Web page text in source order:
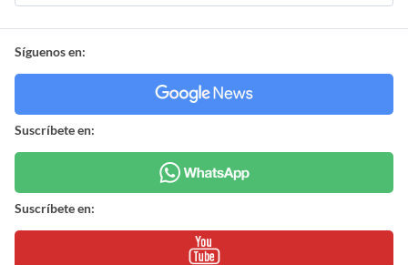
Síguenos en:
Suscríbete en:
Suscríbete en: